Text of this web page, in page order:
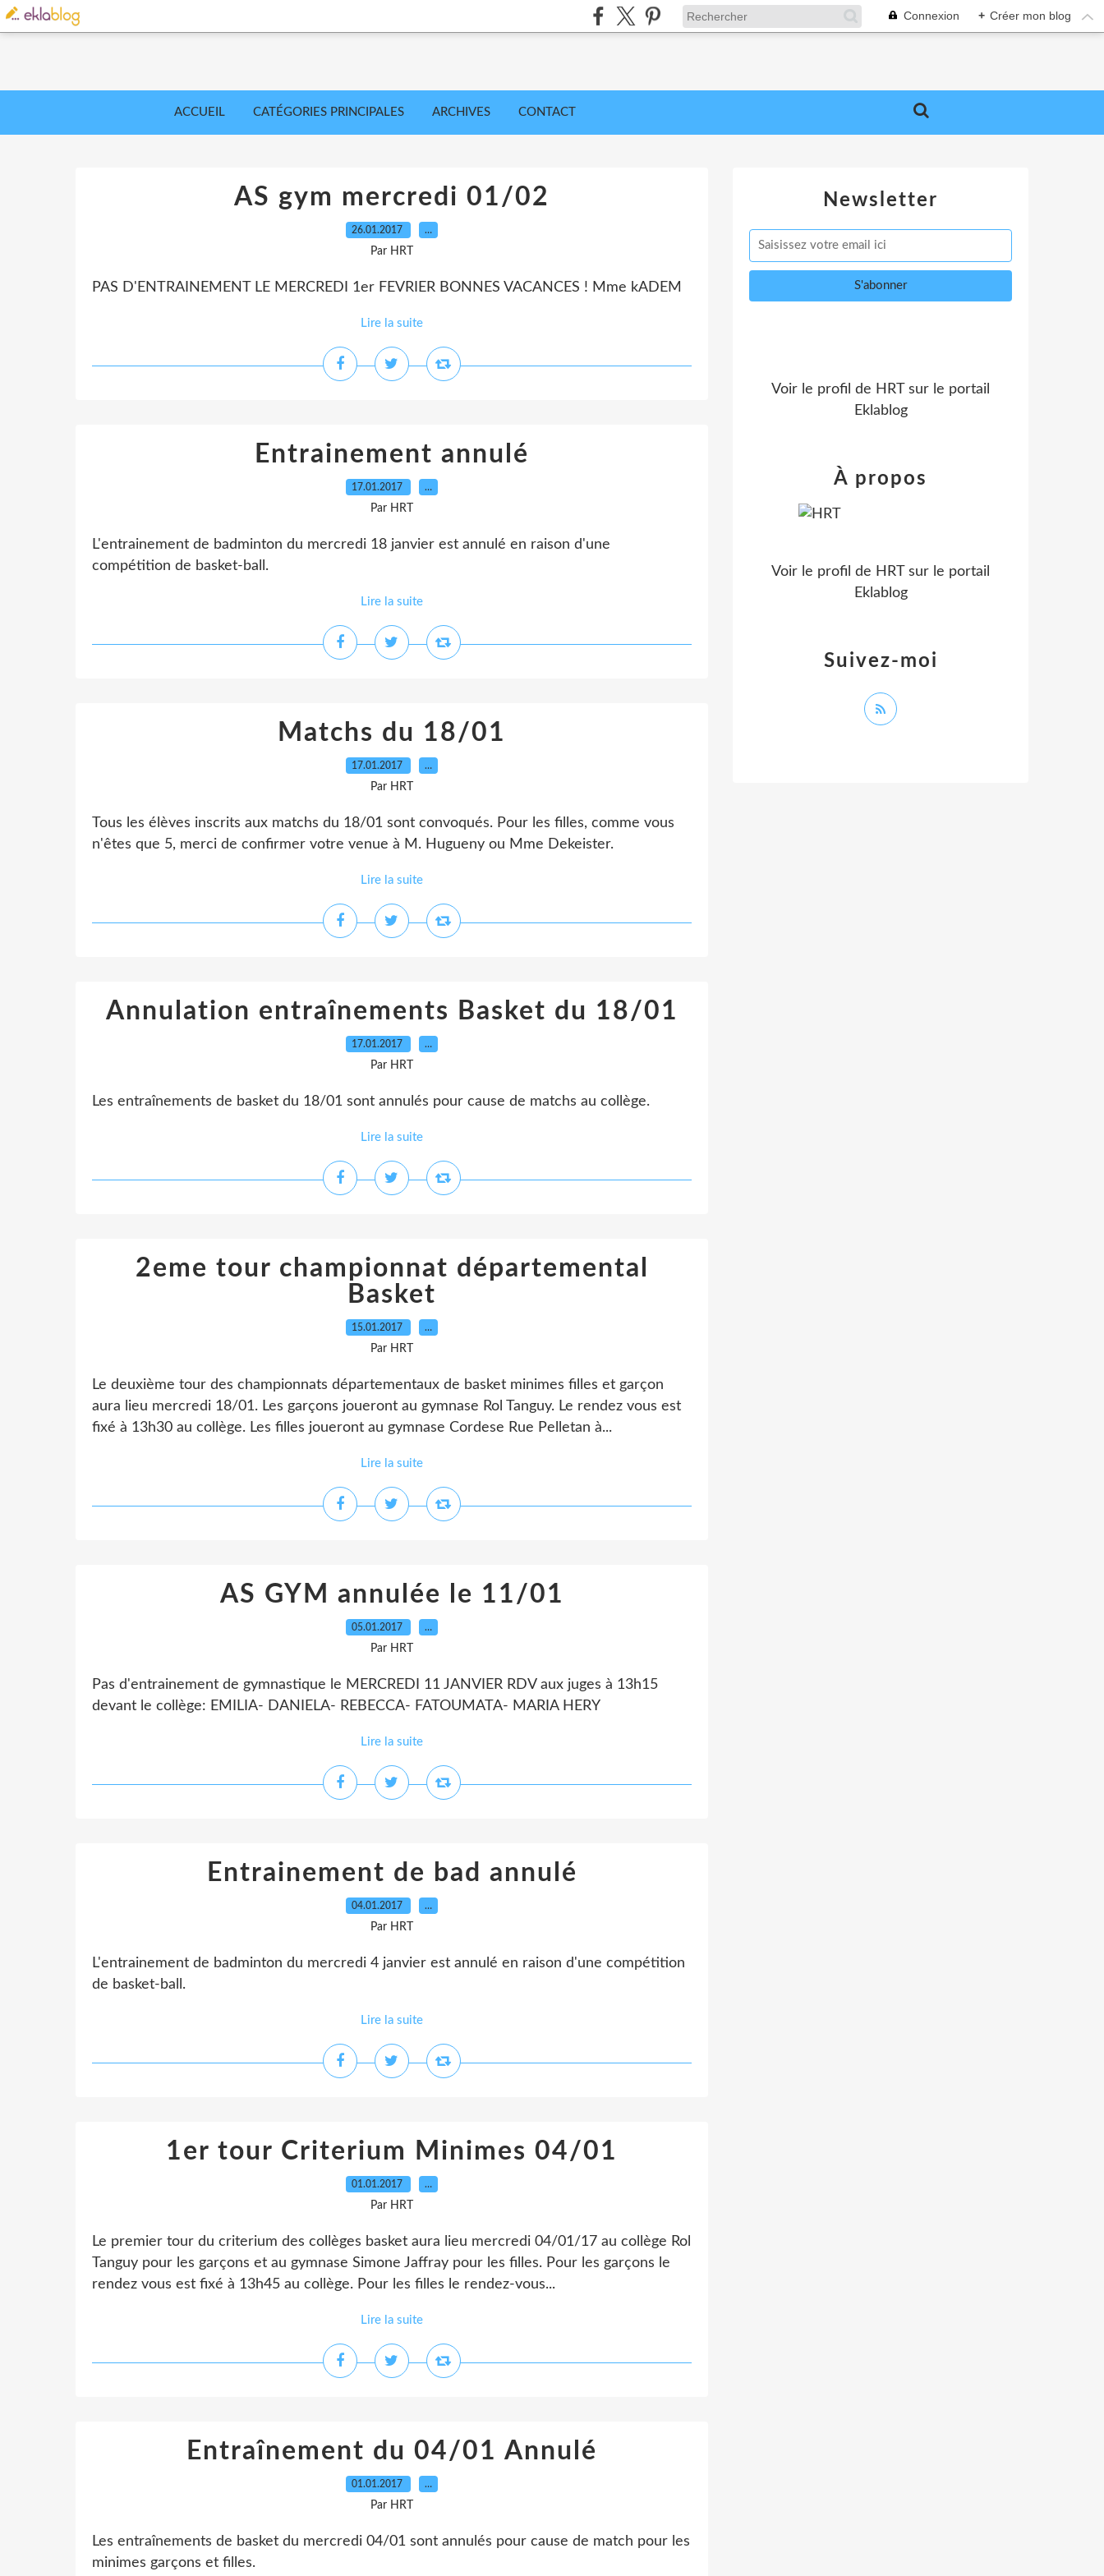
Connexion + Créer mon blog
ACCUEIL CATÉGORIES PRINCIPALES ARCHIVES CONTACT
AS gym mercredi 01/02
26.01.2017 …
Par HRT
PAS D'ENTRAINEMENT LE MERCREDI 1er FEVRIER BONNES VACANCES ! Mme kADEM
Lire la suite
Entrainement annulé
17.01.2017 …
Par HRT
L'entrainement de badminton du mercredi 18 janvier est annulé en raison d'une
compétition de basket-ball.
Lire la suite
Matchs du 18/01
17.01.2017 …
Par HRT
Tous les élèves inscrits aux matchs du 18/01 sont convoqués. Pour les filles, comme vous
n'êtes que 5, merci de confirmer votre venue à M. Hugueny ou Mme Dekeister.
Lire la suite
Annulation entraînements Basket du 18/01
17.01.2017 …
Par HRT
Les entraînements de basket du 18/01 sont annulés pour cause de matchs au collège.
Lire la suite
2eme tour championnat départemental
Basket
15.01.2017 …
Par HRT
Le deuxième tour des championnats départementaux de basket minimes filles et garçon
aura lieu mercredi 18/01. Les garçons joueront au gymnase Rol Tanguy. Le rendez vous est
fixé à 13h30 au collège. Les filles joueront au gymnase Cordese Rue Pelletan à...
Lire la suite
AS GYM annulée le 11/01
05.01.2017 …
Par HRT
Pas d'entrainement de gymnastique le MERCREDI 11 JANVIER RDV aux juges à 13h15
devant le collège: EMILIA- DANIELA- REBECCA- FATOUMATA- MARIA HERY
Lire la suite
Entrainement de bad annulé
04.01.2017 …
Par HRT
L'entrainement de badminton du mercredi 4 janvier est annulé en raison d'une compétition
de basket-ball.
Lire la suite
1er tour Criterium Minimes 04/01
01.01.2017 …
Par HRT
Le premier tour du criterium des collèges basket aura lieu mercredi 04/01/17 au collège Rol
Tanguy pour les garçons et au gymnase Simone Jaffray pour les filles. Pour les garçons le
rendez vous est fixé à 13h45 au collège. Pour les filles le rendez-vous...
Lire la suite
Entraînement du 04/01 Annulé
01.01.2017 …
Par HRT
Les entraînements de basket du mercredi 04/01 sont annulés pour cause de match pour les
minimes garçons et filles.
Newsletter
Voir le profil de HRT sur le portail
Eklablog
Suivez-moi
À propos
Voir le profil de HRT sur le portail
Eklablog